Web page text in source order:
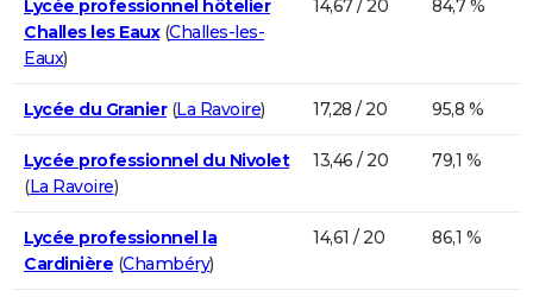
Lycée professionnel hôtelier
Challes les Eaux(Challes-les-
Eaux)
14,67 / 20 84,7 %
Lycée du Granier(La Ravoire) 17,28 / 20 95,8 %
Lycée professionnel du Nivolet
(La Ravoire)
13,46 / 20 79,1 %
Lycée professionnel la
Cardinière (Chambéry)
14,61 / 20 86,1 %